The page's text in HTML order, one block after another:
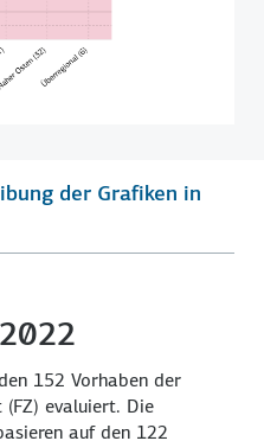
der Grafiken in
152 Vorhaben der
(FZ) evaluiert. Die
auf den 122